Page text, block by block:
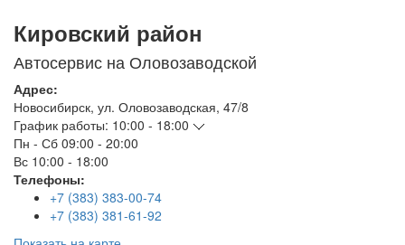
Кировский район
Автосервис на Оловозаводской
Адрес:
Новосибирск, ул. Оловозаводская, 47/8
График работы: 10:00 - 18:00
Пн - Сб 09:00 - 20:00
Вс 10:00 - 18:00
Телефоны:
+7 (383) 383-00-74
+7 (383) 381-61-92